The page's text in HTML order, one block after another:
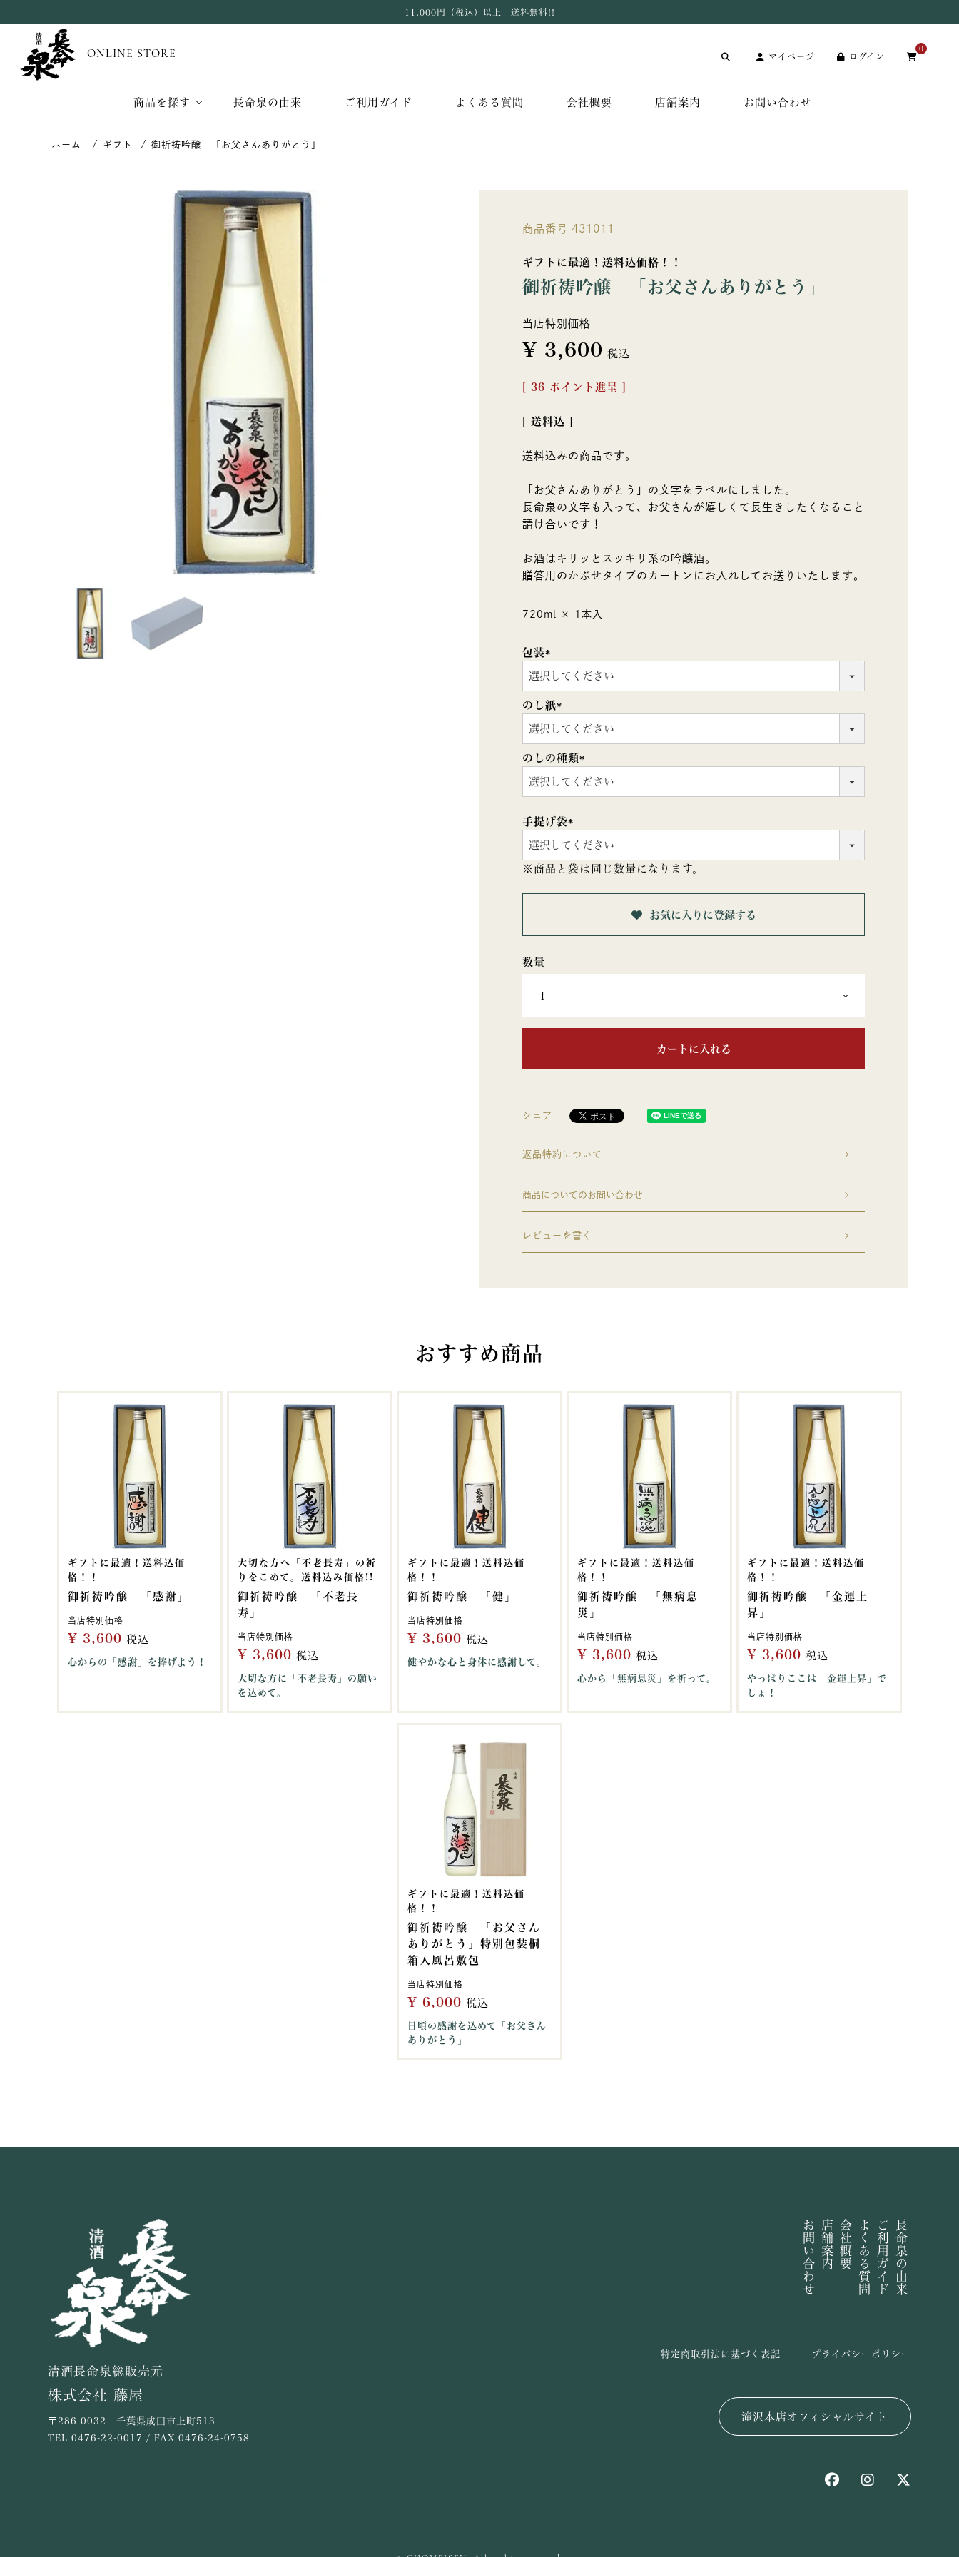
11,000円（税込）以上 送料無料!!
ONLINE STORE マイページ ログイン
0
商品を探す 長命泉の由来 ご利用ガイド よくある質問 会社概要 店舗案内 お問い合わせ
ギフト 御祈祷吟醸 「お父さんありがとう」
商品番号 431011
ギフトに最適！送料込価格！！
御祈祷吟醸 「お父さんありがとう」
当店特別価格
¥ 3,600 税込
36 ポイント進呈 ]
送料込
送料込みの商品です。
「お父さんありがとう」の文字をラベルにしました。
長命泉の文字も入って、お父さんが嬉しくて長生きしたくなること
請け合いです！
お酒はキリッとスッキリ系の吟醸酒。
贈答用のかぶせタイプのカートンにお入れしてお送りいたします。
720ml × 1本入
包装
(必
須)
のし紙
(必
須)
のしの種類
(必
須)
手提げ袋
(必
須)
※商品と袋は同じ数量になります。
お気に入りに登録する
カートに入れる
シェア｜
返品特約について
商品についてのお問い合わせ
レビューを書く
おすすめ商品
ギフトに最適！送料込価
格！！
御祈祷吟醸 「感謝」
当店特別価格
¥ 3,600 税込
心からの「感謝」を捧げよう！
大切な方へ「不老長寿」の祈
りをこめて。送料込み価格!!
御祈祷吟醸 「不老長
寿」
当店特別価格
¥ 3,600 税込
大切な方に「不老長寿」の願い
を込めて。
ギフトに最適！送料込価
格！！
御祈祷吟醸 「健」
当店特別価格
¥ 3,600 税込
健やかな心と身体に感謝して。
ギフトに最適！送料込価
格！！
御祈祷吟醸 「無病息
災」
当店特別価格
¥ 3,600 税込
心から「無病息災」を祈って。
ギフトに最適！送料込価
格！！
御祈祷吟醸 「金運上
昇」
当店特別価格
¥ 3,600 税込
やっぱりここは「金運上昇」で
しょ！
ギフトに最適！送料込価
格！！
御祈祷吟醸 「お父さん
ありがとう」特別包装桐
箱入風呂敷包
当店特別価格
¥ 6,000 税込
日頃の感謝を込めて「お父さん
ありがとう」
清酒長命泉総販売元
株式会社 藤屋
〒286-0032 千葉県成田市上町513
TEL0476-22-0017 / FAX 0476-24-0758
長命泉の由来
ご利用ガイド
よくある質問
会社概要
店舗案内
お問い合わせ
滝沢本店オフィシャルサイト
特定商取引法に基づく表記 プライバシーポリシー